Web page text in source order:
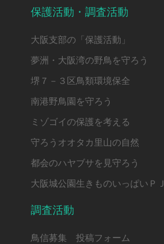
保護活動・調査活動
大阪支部の「保護活動」
夢洲・大阪湾の野鳥を守ろう
堺７－３区鳥類環境保全
南港野鳥園を守ろう
ミゾゴイの保護を考える
守ろうオオタカ里山の自然
都会のハヤブサを見守ろう
大阪城公園生きものいっぱいＰＪ
調査活動
鳥信募集 投稿フォーム